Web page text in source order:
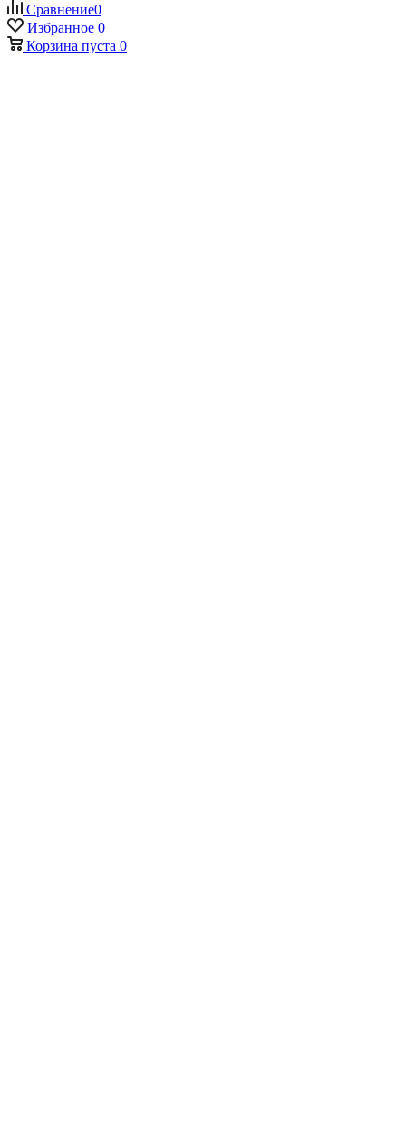
Сравнение0
Избранное 0
Корзина пуста 0